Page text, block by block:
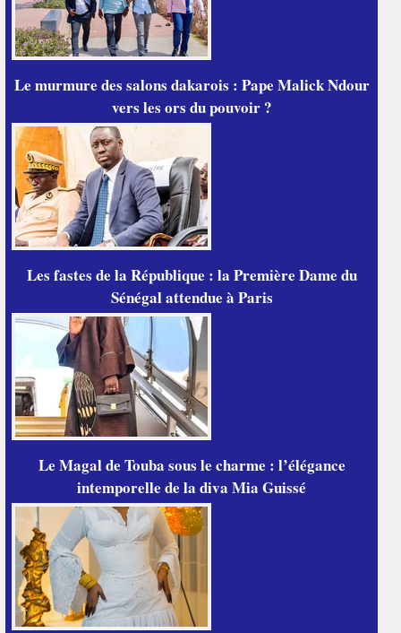
Le murmure des salons dakarois : Pape Malick Ndour
vers les ors du pouvoir ?
Les fastes de la République : la Première Dame du
Sénégal attendue à Paris
Le Magal de Touba sous le charme : l’élégance
intemporelle de la diva Mia Guissé